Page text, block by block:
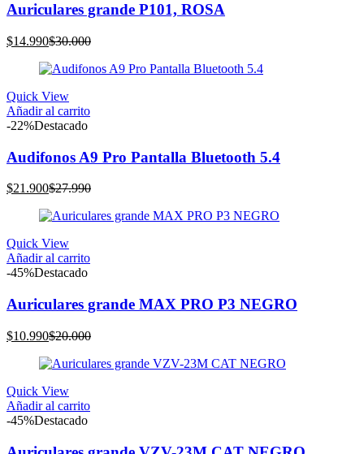
Auriculares grande P101, ROSA
$14.990El
actual
$14.990.
$30.000El
original
Quick View
Añadir al carrito
-22%Destacado
Audifonos A9 Pro Pantalla Bluetooth 5.4
$21.900El
actual
$21.900.
$27.990El
original
Quick View
Añadir al carrito
-45%Destacado
Auriculares grande MAX PRO P3 NEGRO
$10.990El
actual
$10.990.
$20.000El
original
Quick View
Añadir al carrito
-45%Destacado